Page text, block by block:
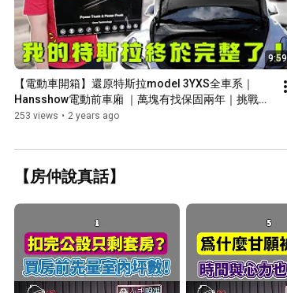
9:59
【電動車開箱】還原特斯拉model 3YXS全車系｜
Hansshow電動前車廂 ｜萬塊有找保固兩年｜挑戰市
場價格｜Ft.電電改特斯拉改裝專門店｜全省到府服務
253 views • 2 years ago
【房仲說真話】